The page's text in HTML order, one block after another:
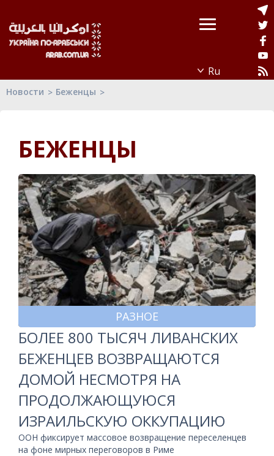
Новости Беженцы
БЕЖЕНЦЫ
РАЗНОЕ
БОЛЕЕ 800 ТЫСЯЧ ЛИВАНСКИХ
БЕЖЕНЦЕВ ВОЗВРАЩАЮТСЯ
ДОМОЙ НЕСМОТРЯ НА
ПРОДОЛЖАЮЩУЮСЯ
ИЗРАИЛЬСКУЮ ОККУПАЦИЮ
ООН фиксирует массовое возвращение переселенцев
на фоне мирных переговоров в Риме